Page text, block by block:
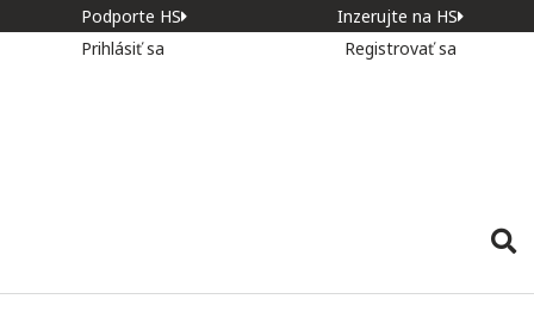
Podporte HS
Inzerujte na HS
Prihlásiť sa
Registrovať sa